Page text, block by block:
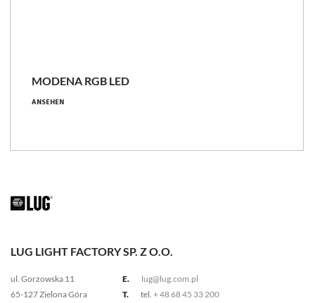
MODENA RGB LED
ANSEHEN
LUG LIGHT FACTORY SP. Z O.O.
ul. Gorzowska 11
65-127 Zielona Góra
E.
lug@lug.com.pl
T.
tel. + 48 68 45 33 200